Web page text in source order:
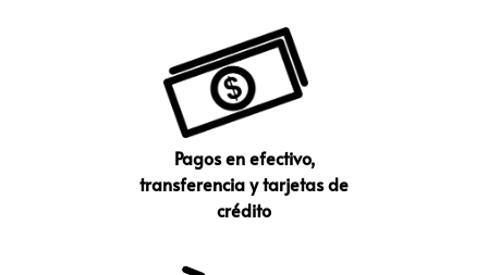
Pagos en efectivo,
transferencia y tarjetas de
crédito